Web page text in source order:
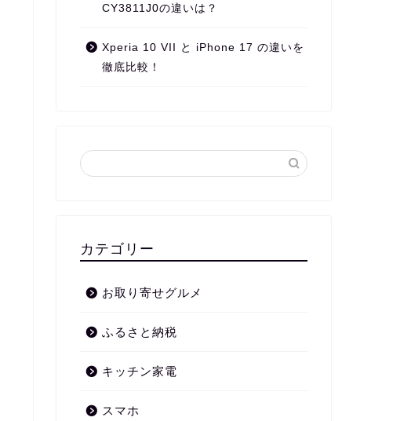
CY3811J0の違いは？
Xperia 10 VII と iPhone 17 の違いを
徹底比較！
カテゴリー
お取り寄せグルメ
ふるさと納税
キッチン家電
スマホ